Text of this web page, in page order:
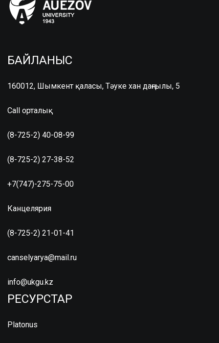
БАЙЛАНЫС
160012, Шымкент қаласы, Тәуке хан даңғылы, 5
Call орталық
(8-725-2) 40-08-99
(8-725-2) 27-38-52
+7(747)-275-75-00
Канцелярия
(8-725-2) 21-01-41
canselyarya@mail.ru
info@ukgu.kz
РЕСУРСТАР
Platonus